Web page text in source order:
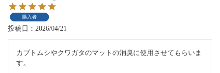
購入者
投稿日 2026/04/21
カブトムシやクワガタのマットの消臭に使用させてもらいま
す。